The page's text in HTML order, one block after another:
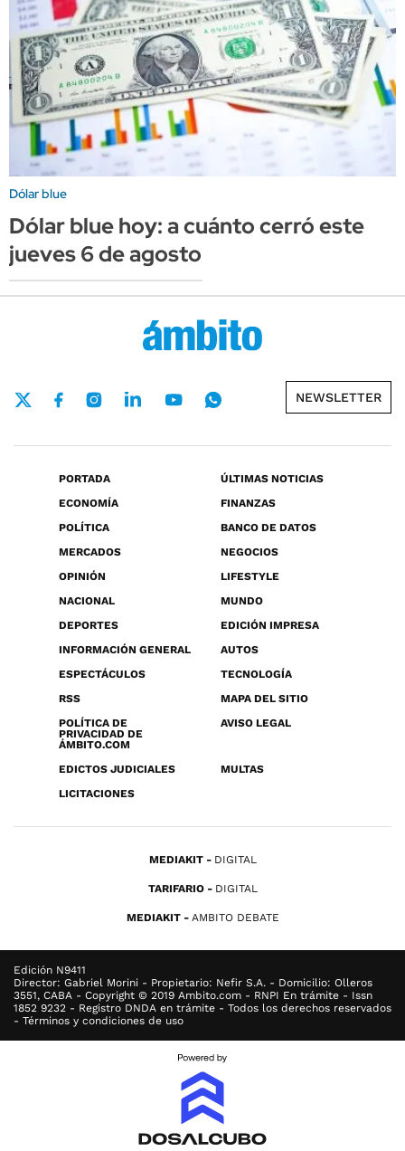
Dólar blue
Dólar blue hoy: a cuánto cerró este
jueves 6 de agosto
NEWSLETTER
PORTADA
ÚLTIMAS NOTICIAS
ECONOMÍA
FINANZAS
POLÍTICA
BANCO DE DATOS
MERCADOS
NEGOCIOS
OPINIÓN
LIFESTYLE
NACIONAL
MUNDO
DEPORTES
EDICIÓN IMPRESA
INFORMACIÓN GENERAL
AUTOS
ESPECTÁCULOS
TECNOLOGÍA
RSS
MAPA DEL SITIO
POLÍTICA DE
PRIVACIDAD DE
ÁMBITO.COM
AVISO LEGAL
EDICTOS JUDICIALES
MULTAS
LICITACIONES
MEDIAKIT DIGITAL
TARIFARIO DIGITAL
MEDIAKIT AMBITO DEBATE
Edición N9411
Director: Gabriel Morini - Propietario: Nefir S.A. - Domicilio: Olleros
3551, CABA - Copyright © 2019 Ambito.com - RNPI En trámite - Issn
1852 9232 - Registro DNDA en trámite - Todos los derechos reservados
- Términos y condiciones de uso